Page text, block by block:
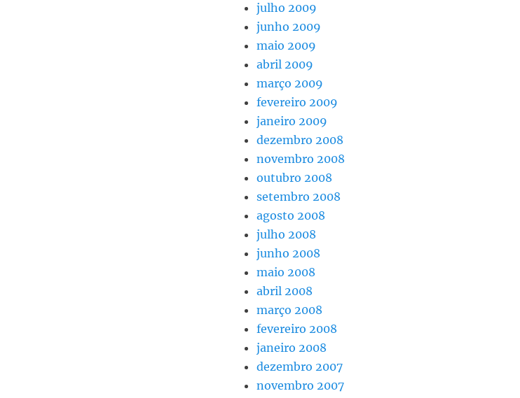
julho 2009
junho 2009
maio 2009
abril 2009
março 2009
fevereiro 2009
janeiro 2009
dezembro 2008
novembro 2008
outubro 2008
setembro 2008
agosto 2008
julho 2008
junho 2008
maio 2008
abril 2008
março 2008
fevereiro 2008
janeiro 2008
dezembro 2007
novembro 2007